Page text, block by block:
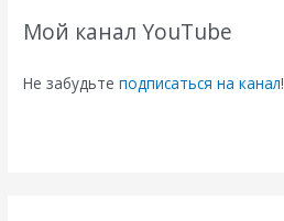
:Мой канал YouTube
Не забудьтеподписаться на канал!